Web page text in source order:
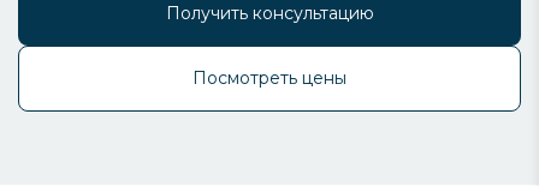
Получить консультацию
Посмотреть цены